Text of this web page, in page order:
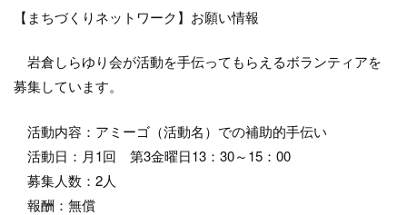
【まちづくりネットワーク】お願い情報
岩倉しらゆり会が活動を手伝ってもらえるボランティアを
募集しています。
活動内容：アミーゴ（活動名）での補助的手伝い
活動日：月1回 第3金曜日13：30～15：00
募集人数：2人
報酬：無償